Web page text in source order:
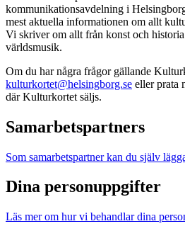
kommunikationsavdelning i
mest aktuella informationen om allt
Vi skriver om allt från konst och
världsmusik.
Om du har några frågor gällande
kulturkortet@helsingborg.se eller prata
där Kulturkortet säljs.
Samarbetspartners
Som samarbetspartner kan du själv
Dina personuppgifter
Läs mer om hur vi behandlar dina